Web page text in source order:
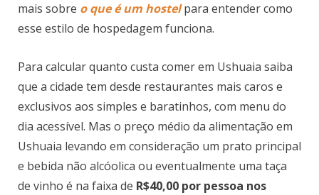
mais sobre o que é um hostelpara entender como
esse estilo de hospedagem funciona.
Para calcular quanto custa comer em Ushuaia saiba
que a cidade tem desde restaurantes mais caros e
exclusivos aos simples e baratinhos, com menu do
dia acessível. Mas o preço médio da alimentação em
Ushuaia levando em consideração um prato principal
e bebida não alcóolica ou eventualmente uma taça
de vinho é na faixa de R$40,00 por pessoa nos